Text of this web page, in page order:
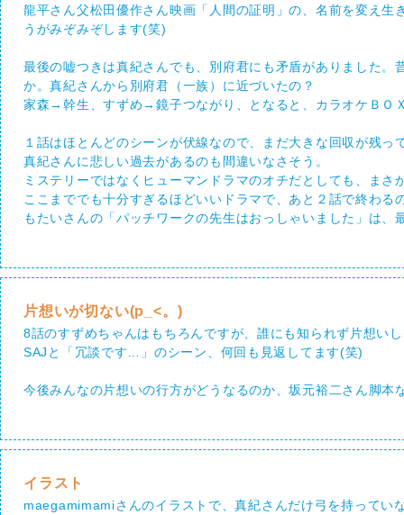
龍平さん父松田優作さん映画「人間の証明」の、名前を変え
うがみぞみぞします(笑)
最後の嘘つきは真紀さんでも、別府君にも矛盾がありました
か。真紀さんから別府君（一族）に近づいたの？
家森→幹生、すずめ→鏡子つながり、となると、カラオケＢＯ
１話はほとんどのシーンが伏線なので、まだ大きな回収が残っ
真紀さんに悲しい過去があるのも間違いなさそう。
ミステリーではなくヒューマンドラマのオチだとしても、まさ
ここまででも十分すぎるほどいいドラマで、あと２話で終わ
もたいさんの「パッチワークの先生はおっしゃいました」は、
片想いが切ない(p_<。)
8話のすずめちゃんはもちろんですが、誰にも知られず片想い
SAJと「冗談です…」のシーン、何回も見返してます(笑)
今後みんなの片想いの行方がどうなるのか、坂元裕二さん脚
イラスト
maegamimamiさんのイラストで、真紀さんだけ弓を持ってい